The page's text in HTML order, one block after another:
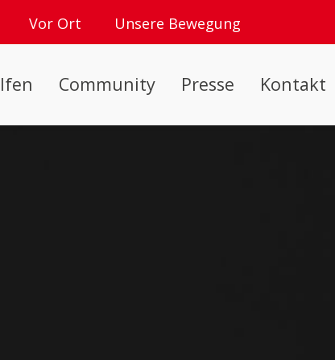
Vor Ort Unsere Bewegung
Community Presse Kontakt